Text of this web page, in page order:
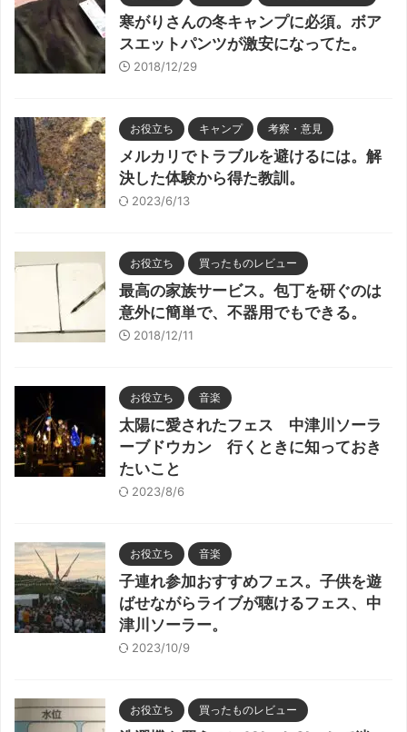
寒がりさんの冬キャンプに必須。ボア
スエットパンツが激安になってた。
2018/12/29
お役立ち キャンプ 考察・意見
メルカリでトラブルを避けるには。解
決した体験から得た教訓。
2023/6/13
お役立ち 買ったものレビュー
最高の家族サービス。包丁を研ぐのは
意外に簡単で、不器用でもできる。
2018/12/11
お役立ち 音楽
太陽に愛されたフェス 中津川ソーラ
ーブドウカン 行くときに知っておき
たいこと
2023/8/6
お役立ち 音楽
子連れ参加おすすめフェス。子供を遊
ばせながらライブが聴けるフェス、中
津川ソーラー。
2023/10/9
お役立ち 買ったものレビュー